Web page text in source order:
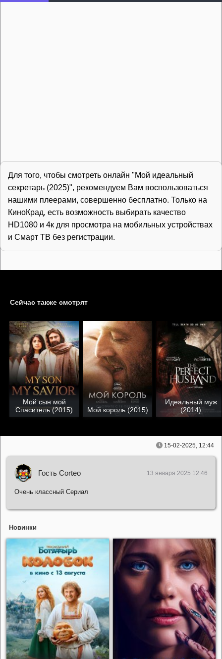
Для того, чтобы смотреть онлайн "Мой идеальный
секретарь (2025)", рекомендуем Вам воспользоваться
нашими плеерами, совершенно бесплатно. Только на
КиноКрад, есть возможность выбирать качество
HD1080 и 4к для просмотра на мобильных устройствах
и Смарт ТВ без регистрации.
Сейчас также смотрят
Мой сын мой
Спаситель (2015)
Мой король (2015)
Идеальный муж
(2014)
15-02-2025, 12:44
Гость Corteo 13 января 2025 12:46
Очень классный Сериал
Новинки